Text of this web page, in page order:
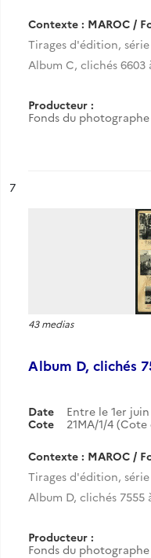
Contexte : MAROC /
Tirages d'édition,
Album C, clichés 6603
Producteur :
Fonds du photographe
n°
7
43 medias
Album D, clichés
Date
Entre le 1er
Cote
21MA/1/4
Contexte : MAROC /
Tirages d'édition,
Album D, clichés 7555
Producteur :
Fonds du photographe